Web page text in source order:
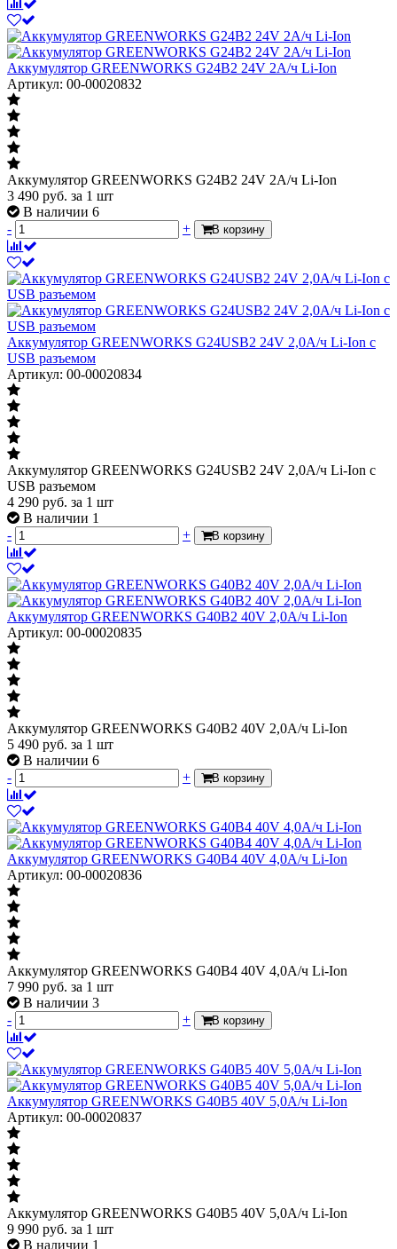
Аккумулятор GREENWORKS G24B2 24V 2А/ч Li-Ion
Артикул: 00-00020832
Аккумулятор GREENWORKS G24B2 24V 2А/ч Li-Ion
3 490 руб. за 1 шт
В наличии 6
-
+ В корзину
Аккумулятор GREENWORKS G24USB2 24V 2,0А/ч Li-Ion с
USB разъемом
Артикул: 00-00020834
Аккумулятор GREENWORKS G24USB2 24V 2,0А/ч Li-Ion с
USB разъемом
4 290 руб. за 1 шт
В наличии 1
-
+ В корзину
Аккумулятор GREENWORKS G40B2 40V 2,0А/ч Li-Ion
Артикул: 00-00020835
Аккумулятор GREENWORKS G40B2 40V 2,0А/ч Li-Ion
5 490 руб. за 1 шт
В наличии 6
-
+ В корзину
Аккумулятор GREENWORKS G40B4 40V 4,0А/ч Li-Ion
Артикул: 00-00020836
Аккумулятор GREENWORKS G40B4 40V 4,0А/ч Li-Ion
7 990 руб. за 1 шт
В наличии 3
-
+ В корзину
Аккумулятор GREENWORKS G40B5 40V 5,0А/ч Li-Ion
Артикул: 00-00020837
Аккумулятор GREENWORKS G40B5 40V 5,0А/ч Li-Ion
9 990 руб. за 1 шт
В наличии 1